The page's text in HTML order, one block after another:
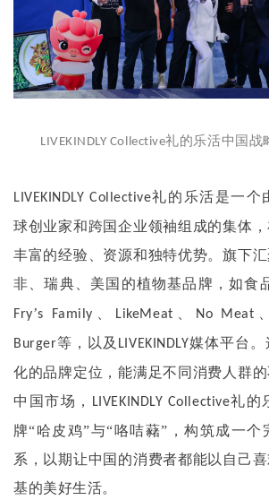
LIVEKINDLY Collective礼的乐活中国战
LIVEKINDLY Collective礼的乐活是一个
球创业家和跨国企业领袖组成的集体
丰富的经验、资源和独特优势。旗下
非、瑞典、美国的植物基品牌，如食
Fry’s Family LikeMeat No Meat
Burger等，以及 LIVEKINDLY媒体平台
化的品牌定位，能满足不同消费人群
中国市场，
LIVEKINDLY Collective礼的
牌“哈皮鸡”与“咯咭藸”，构筑成一个
系，以期让中国的消费者都能以自己
基的美好生活。